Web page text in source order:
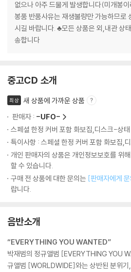
없으나 아주 드물게 발생합니다(미개봉
봉품 반품사유는 재생불량만 가능하므로
시길 바랍니다. ♣모든 상품은 외,내관 상
송합니다
중고CD 소개
최상
새 상품에 가까운 상품
판매자 : -UFO-
스페셜 한정 커버 포함 화보집,디스크-상
특이사항 : 스페셜 한정 커버 포함 화보집,
개인 판매자의 상품은 개인정보보호를 위
할 수 있습니다.
구매 전 상품에 대한 문의는 [판매자에게
랍니다.
음반소개
“EVERYTHING YOU WANTED”
박재범의 정규앨범 [EVERYTHING YOU
규앨범 [WORLDWIDE]와는 상반된 분위기